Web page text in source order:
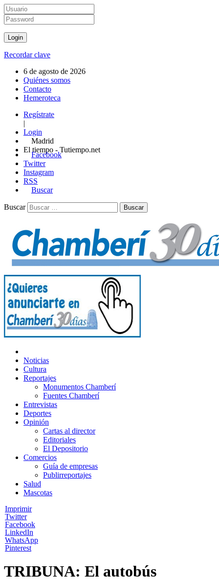
Recordar clave
6 de agosto de 2026
Quiénes somos
Contacto
Hemeroteca
Regístrate
|
Login
Madrid
El tiempo - Tutiempo.net
Facebook
Twitter
Instagram
RSS
Buscar
Buscar
Noticias
Cultura
Reportajes
Monumentos Chamberí
Fuentes Chamberí
Entrevistas
Deportes
Opinión
Cartas al director
Editoriales
El Depositorio
Comercios
Guía de empresas
Publirreportajes
Salud
Mascotas
Imprimir
Twitter
Facebook
LinkedIn
WhatsApp
Pinterest
TRIBUNA: El autobús